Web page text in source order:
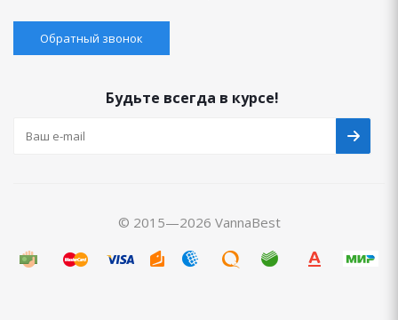
Обратный звонок
Будьте всегда в курсе!
© 2015—2026 VannaBest